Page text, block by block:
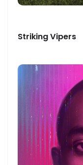
Striking Vipers